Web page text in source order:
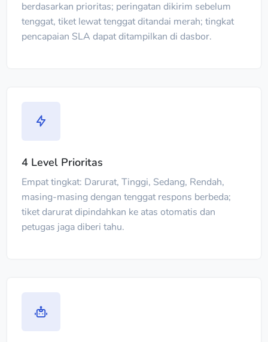
berdasarkan prioritas; peringatan dikirim sebelum
tenggat, tiket lewat tenggat ditandai merah; tingkat
pencapaian SLA dapat ditampilkan di dasbor.
4 Level Prioritas
Empat tingkat: Darurat, Tinggi, Sedang, Rendah,
masing-masing dengan tenggat respons berbeda;
tiket darurat dipindahkan ke atas otomatis dan
petugas jaga diberi tahu.